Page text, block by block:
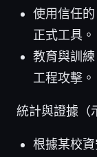
使用信任
正式工具。
教育與訓
工程攻擊。
統計與證據（
根據某校